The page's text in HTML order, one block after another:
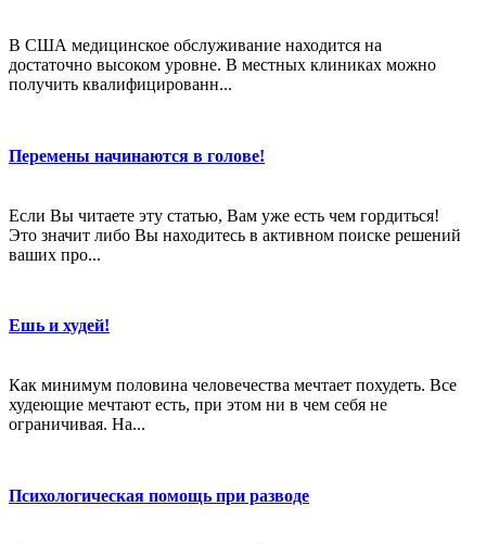
В США медицинское обслуживание находится на
достаточно высоком уровне. В местных клиниках можно
получить квалифицированн...
Перемены начинаются в голове!
Если Вы читаете эту статью, Вам уже есть чем гордиться!
Это значит либо Вы находитесь в активном поиске решений
ваших про...
Ешь и худей!
Как минимум половина человечества мечтает похудеть. Все
худеющие мечтают есть, при этом ни в чем себя не
ограничивая. На...
Психологическая помощь при разводе